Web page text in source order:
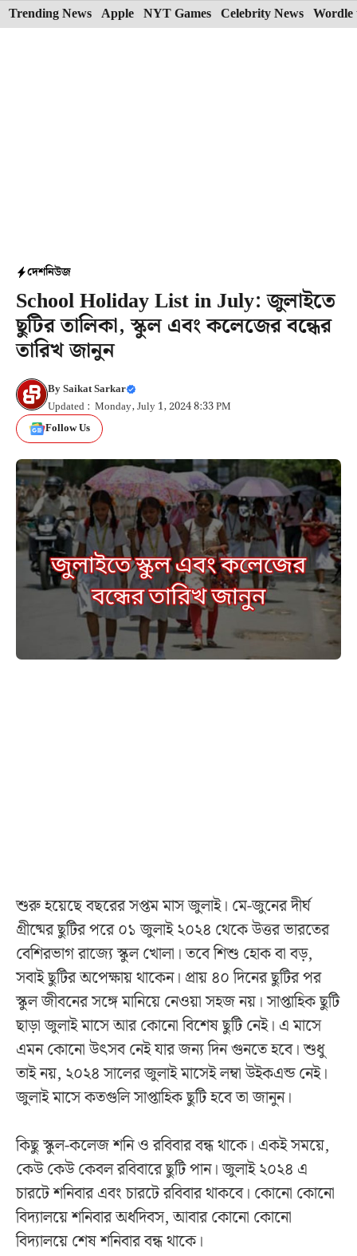
Skip
to
Trending News Apple NYT Games Celebrity News Wordle
দেশনিউজ
School Holiday List in July: জুলাইতে
ছুটির তালিকা, স্কুল এবং কলেজের বন্ধের
তারিখ জানুন
BySaikat Sarkar
Updated : Monday, July 1, 2024 8:33 PM
Follow Us
শুরু হয়েছে বছরের সপ্তম মাস জুলাই। মে-জুনের দীর্ঘ
গ্রীষ্মের ছুটির পরে ০১ জুলাই ২০২৪ থেকে উত্তর ভারতের
বেশিরভাগ রাজ্যে স্কুল খোলা। তবে শিশু হোক বা বড়,
সবাই ছুটির অপেক্ষায় থাকেন। প্রায় ৪০ দিনের ছুটির পর
স্কুল জীবনের সঙ্গে মানিয়ে নেওয়া সহজ নয়। সাপ্তাহিক ছুটি
ছাড়া জুলাই মাসে আর কোনো বিশেষ ছুটি নেই। এ মাসে
এমন কোনো উৎসব নেই যার জন্য দিন গুনতে হবে। শুধু
তাই নয়, ২০২৪ সালের জুলাই মাসেই লম্বা উইকএন্ড নেই।
জুলাই মাসে কতগুলি সাপ্তাহিক ছুটি হবে তা জানুন।
কিছু স্কুল-কলেজ শনি ও রবিবার বন্ধ থাকে। একই সময়ে,
কেউ কেউ কেবল রবিবারে ছুটি পান। জুলাই ২০২৪ এ
চারটে শনিবার এবং চারটে রবিবার থাকবে। কোনো কোনো
বিদ্যালয়ে শনিবার অর্ধদিবস, আবার কোনো কোনো
বিদ্যালয়ে শেষ শনিবার বন্ধ থাকে।